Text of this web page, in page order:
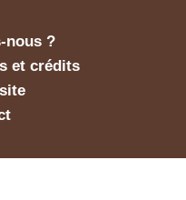
nous ?
et crédits